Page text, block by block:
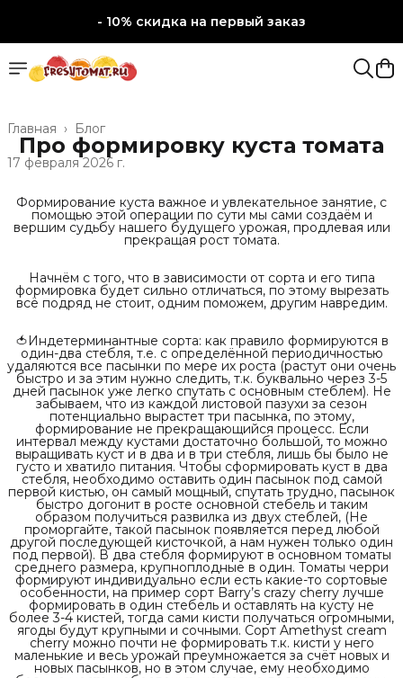
- 10% скидка на первый заказ
- 10% скидка на первый заказ
Блог
Главная ›
Про формировку куста томата
17 февраля 2026 г.
Формирование куста важное и увлекательное занятие, с
помощью этой операции по сути мы сами создаём и
вершим судьбу нашего будущего урожая, продлевая или
прекращая рост томата.
Начнём с того, что в зависимости от сорта и его типа
формировка будет сильно отличаться, по этому вырезать
всё подряд не стоит, одним поможем, другим навредим.
🍅Индетерминантные сорта: как правило формируются в
один-два стебля, т.е. с определённой периодичностью
удаляются все пасынки по мере их роста (растут они очень
быстро и за этим нужно следить, т.к. буквально через 3-5
дней пасынок уже легко спутать с основным стеблем). Не
забываем, что из каждой листовой пазухи за сезон
потенциально вырастет три пасынка, по этому,
формирование не прекращающийся процесс. Если
интервал между кустами достаточно большой, то можно
выращивать куст и в два и в три стебля, лишь бы было не
густо и хватило питания. Чтобы сформировать куст в два
стебля, необходимо оставить один пасынок под самой
первой кистью, он самый мощный, спутать трудно, пасынок
быстро догонит в росте основной стебель и таким
образом получиться развилка из двух стеблей, (Не
проморгайте, такой пасынок появляется перед любой
другой последующей кисточкой, а нам нужен только один
под первой). В два стебля формируют в основном томаты
среднего размера, крупноплодные в один. Томаты черри
формируют индивидуально если есть какие-то сортовые
особенности, на пример сорт Barry’s crazy cherry лучше
формировать в один стебель и оставлять на кусту не
более 3-4 кистей, тогда сами кисти получаться огромными,
ягоды будут крупными и сочными. Сорт Amethyst cream
cherry можно почти не формировать т.к. кисти у него
маленькие и весь урожай преумножается за счёт новых и
новых пасынков, но в этом случае, ему необходимо